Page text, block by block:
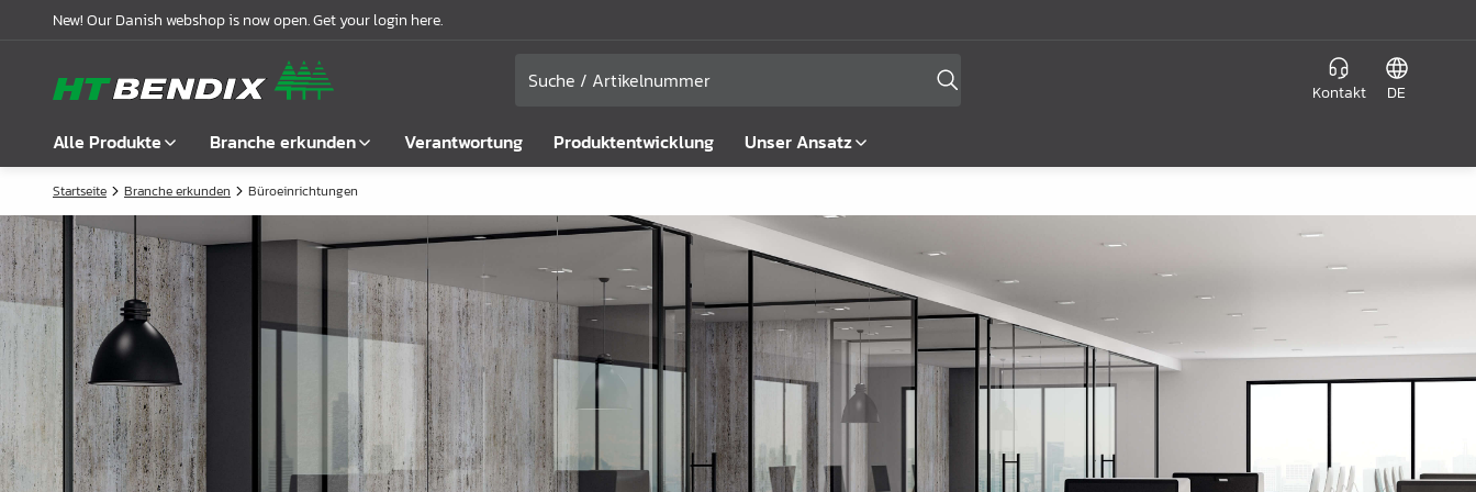
New! Our Danish webshop is now open. Get your login here.
Kontakt DE
Alle Produkte
Alle anzeigen
Befestigung
Griffe
Schlösser
Verbindungsbeschläge
Boden- & Regalträger
Winkel- &
Branche erkunden
Möbelindustrie
Badindustrie
Küchenindustrie
Garderobenlösungen
Büroeinrichtungen
Verantwortung Produktentwicklung Unser Ansatz
Über uns
Unsere Geschichte
Logistik
Compliance
Kooperationspartnern
Fallbeispiele
Aktuelle Meldungen
Startseite Branche erkunden Büroeinrichtungen